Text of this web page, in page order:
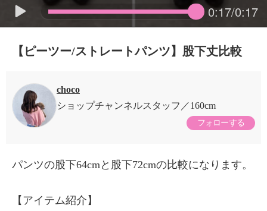
0:17/0:17
【ピーツー/ストレートパンツ】股下丈比較
choco
ショップチャンネルスタッフ
160cm
フォローする
パンツの股下64cmと股下72cmの比較になります。
【アイテム紹介】